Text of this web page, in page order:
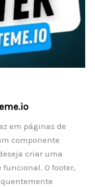
em páginas de
componente
criar uma
funcional. O footer,